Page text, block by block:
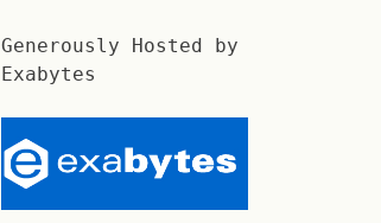
Generously Hosted by
Exabytes